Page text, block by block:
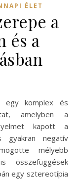
ÉLET
a
és a
amelyben a
kapott a
gyakran negatív
mélyebb
összefüggések
egy sztereotípia